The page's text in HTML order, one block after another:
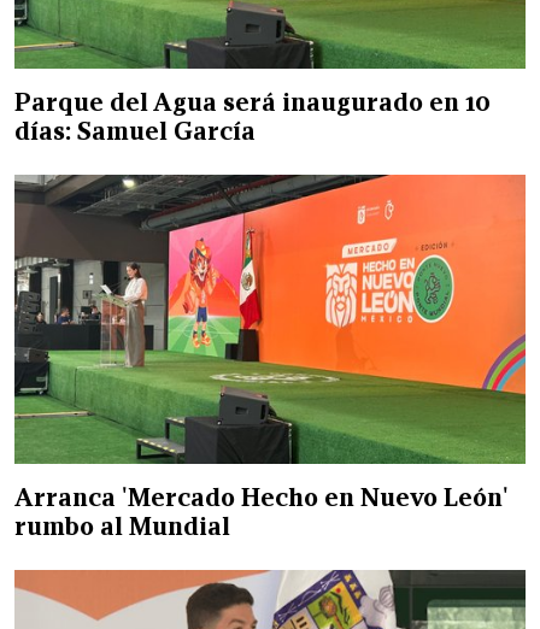
Parque del Agua será inaugurado en 10
días: Samuel García
Arranca 'Mercado Hecho en Nuevo León'
rumbo al Mundial